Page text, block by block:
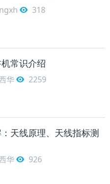
318
常识介绍
华 2259
天线原理、天线指标测
华 926